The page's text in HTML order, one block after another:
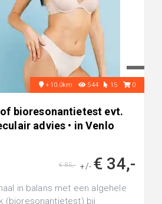
+10.0km 544 15 0
bioresonantietest evt.
advies • in Venlo
+/- € 34,-
€ 85,-
in balans met een algehele
(bioresonantietest) bij